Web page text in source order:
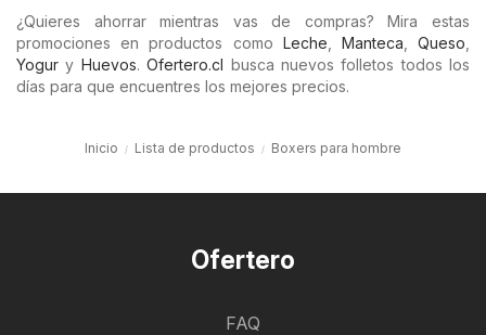
¿Quieres ahorrar mientras vas de compras? Mira estas
promociones en productos como Leche Manteca ,Queso
Yogur y Huevos.Ofertero.cl busca nuevos folletos todos los
días para que encuentres los mejores precios.
Inicio Lista de productos Boxers para hombre
Ofertero
FAQ